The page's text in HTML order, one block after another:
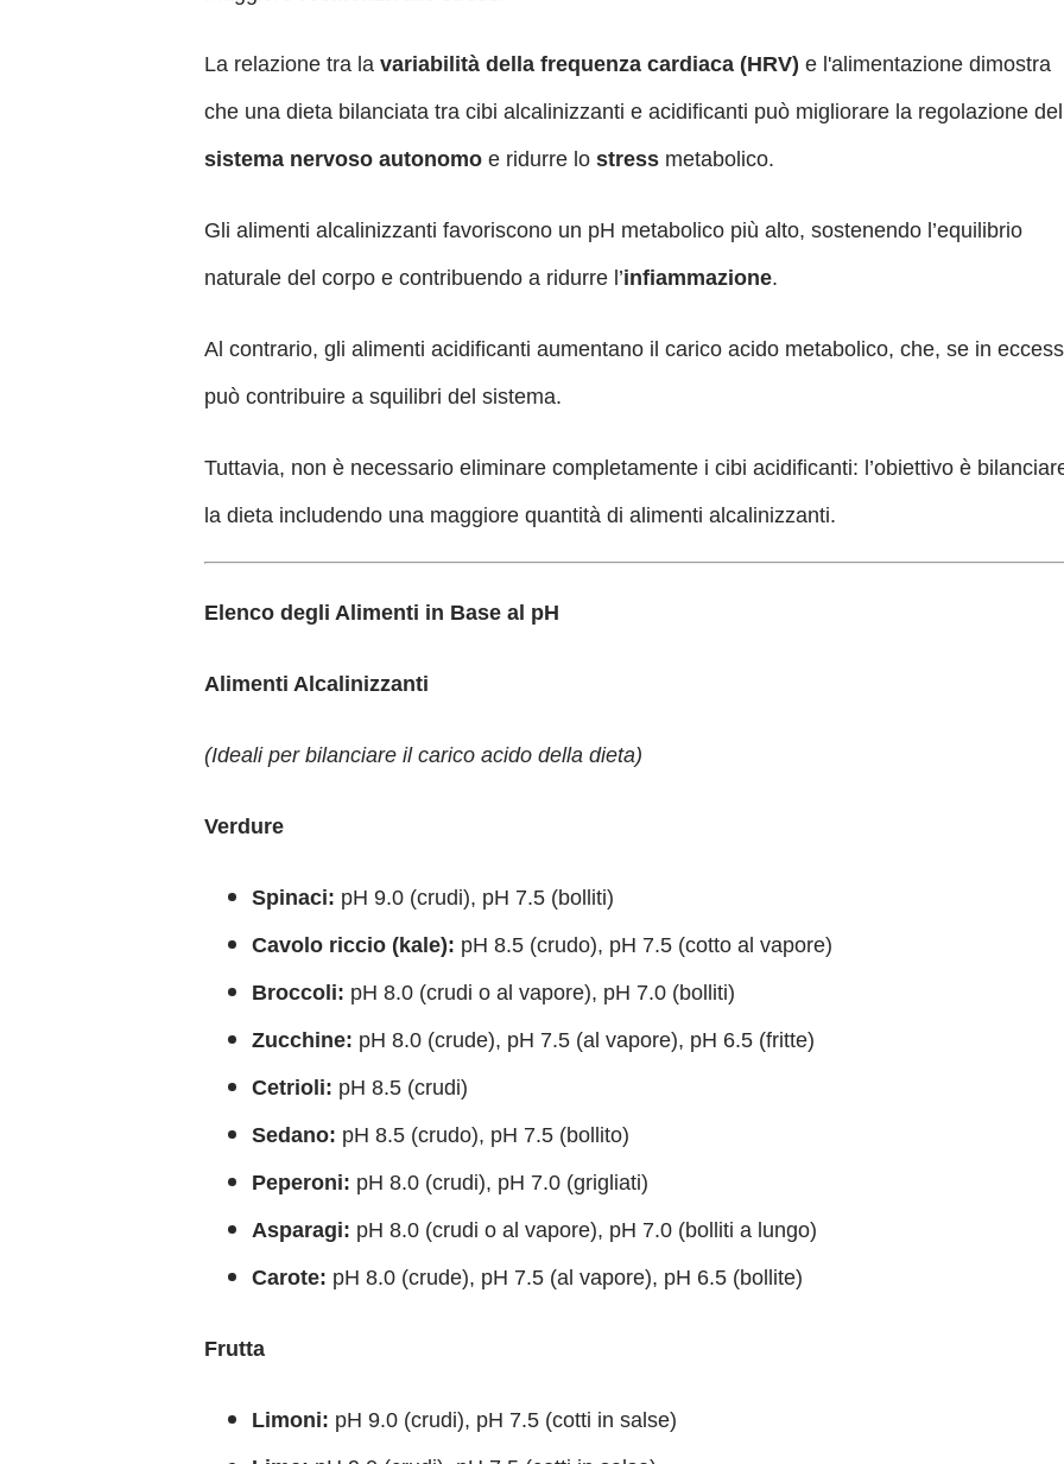
La relazione tra la variabilità della frequenza cardiaca (HRV) e l'alimentazione dimostra
che una dieta bilanciata tra cibi alcalinizzanti e acidificanti può migliorare la regolazione del
sistema nervoso autonomo e ridurre lo stress metabolico.
Gli alimenti alcalinizzanti favoriscono un pH metabolico più alto, sostenendo l’equilibrio
naturale del corpo e contribuendo a ridurre l’infiammazione.
Al contrario, gli alimenti acidificanti aumentano il carico acido metabolico, che, se in
può contribuire a squilibri del sistema.
Tuttavia, non è necessario eliminare completamente i cibi acidificanti: l’obiettivo è
la dieta includendo una maggiore quantità di alimenti alcalinizzanti.
Elenco degli Alimenti in Base al pH
Alimenti Alcalinizzanti
(Ideali per bilanciare il carico acido della dieta)
Verdure
Spinaci: pH 9.0 (crudi), pH 7.5 (bolliti)
Cavolo riccio (kale): pH 8.5 (crudo), pH 7.5 (cotto al vapore)
Broccoli: pH 8.0 (crudi o al vapore), pH 7.0 (bolliti)
Zucchine: pH 8.0 (crude), pH 7.5 (al vapore), pH 6.5 (fritte)
Cetrioli: pH 8.5 (crudi)
Sedano: pH 8.5 (crudo), pH 7.5 (bollito)
Peperoni: pH 8.0 (crudi), pH 7.0 (grigliati)
Asparagi: pH 8.0 (crudi o al vapore), pH 7.0 (bolliti a lungo)
Carote: pH 8.0 (crude), pH 7.5 (al vapore), pH 6.5 (bollite)
Frutta
Limoni: pH 9.0 (crudi), pH 7.5 (cotti in salse)